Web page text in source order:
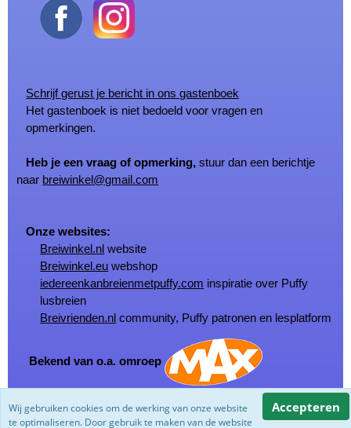
Schrijf gerust je bericht in ons gastenboek
Het gastenboek is niet bedoeld voor vragen en
opmerkingen.
Heb je een vraag of opmerking, stuur dan een berichtje
naar breiwinkel@gmail.com
Onze websites:
Breiwinkel.nl website
Breiwinkel.eu webshop
iedereenkanbreienmetpuffy.com inspiratie over Puffy
lusbreien
Breivrienden.nl community, Puffy patronen en lesplatform
Bekend van o.a. omroep
© Copyright Breiwinkel.nl 2002 - 2026
Wij gebruiken cookies om de werking van onze website
te optimaliseren. Door gebruik te maken van de website
Accepteren